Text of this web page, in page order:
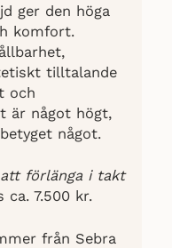
ger den höga
komfort.
tilltalande
och
är något högt,
något.
att förlänga i takt
ca. 7.500 kr.
från Sebra